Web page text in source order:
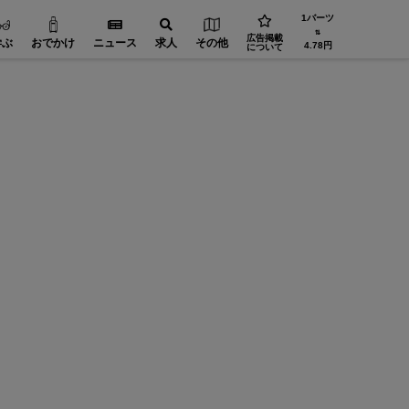
おでかけ ニュース 求人 その他
広告掲載
について
1バーツ
⇅
4.78円